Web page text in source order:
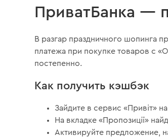
ПриватБанка —
В разгар праздничного шопинга
платежа при покупке товаров с
постепенно.
Как получить кэшбэк
Зайдите в сервис «Привіт»
На вкладке «Пропозиції»
Активируйте предложение,